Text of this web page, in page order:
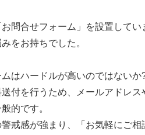
問合せフォーム」を設置して
をお持ちでした。
はハードルが高いのではないか
付を行うため、メールアドレ
的です。
戒感が強まり、「お気軽にご